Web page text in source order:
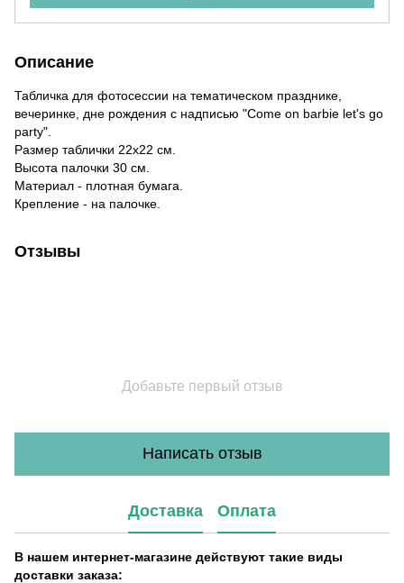
Описание
Табличка для фотосессии на тематическом празднике,
вечеринке, дне рождения c надписью "Come on barbie let's go
party".
Размер таблички 22х22 см.
Высота палочки 30 см.
Материал - плотная бумага.
Крепление - на палочке.
Отзывы
Добавьте первый отзыв
Написать отзыв
Доставка Оплата
В нашем интернет-магазине действуют такие виды
доставки заказа: